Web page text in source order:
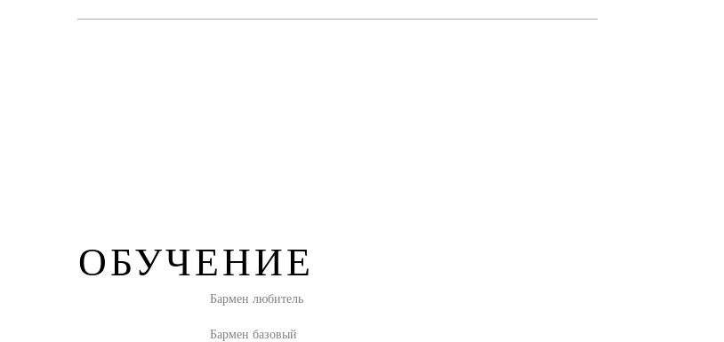
ОБУЧЕНИЕ
Бармен любитель
Бармен базовый